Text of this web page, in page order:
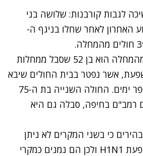
לגבות קורבנות: שלושה בני
האחרון לאחר שחלו בניגף ה-
אחד החולים שמתו מהמחלה הוא בן 52 שסבל ממחלות
אשר נפטר בבית החולים שיבא
בתל השומר לפני מספר ימים. החולה השנייה בת ה-75
רמב"ם בחיפה, סבלה גם היא
כי בשני המקרים לא ניתן
לשלול את הקשר לשפעת H1N1 ולכן הם נמנים כמקרי